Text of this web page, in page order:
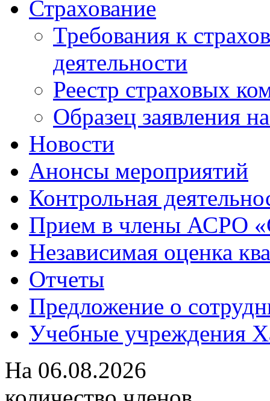
Страхование
Требования к
деятельности
Реестр страховых
Образец заявления
Новости
Анонсы мероприятий
Контрольная
Прием в члены АСРО
Независимая оценка
Отчеты
Предложение о
Учебные учреждения
На 06.08.2026